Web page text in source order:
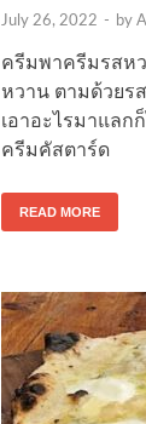
July 26, 2022 - by
ครีมพาครีมรสห
หวาน ตามด้วยร
เอาอะไรมาแลก
ครีมคัสตาร์ด
READ MORE